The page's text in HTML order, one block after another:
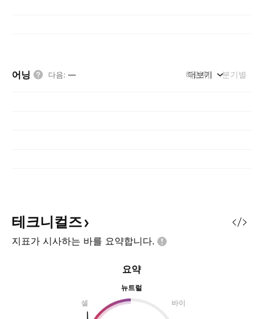
어닝 다음: — 해단위 분기별
더보기
테크니컬즈
지표가 시사하는 바를 요약합니다.
요약
뉴트럴
셀
바이